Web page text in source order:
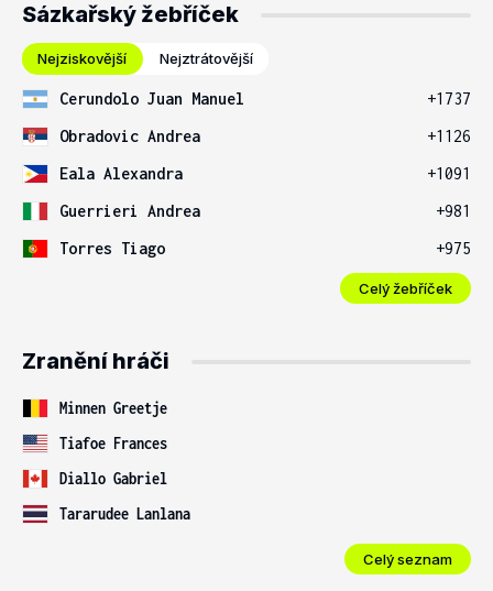
Sázkařský žebříček
Nejziskovější Nejztrátovější
Cerundolo Juan Manuel
+1737
Obradovic Andrea
+1126
Eala Alexandra
+1091
Guerrieri Andrea
+981
Torres Tiago
+975
Celý žebříček
Zranění hráči
Minnen Greetje
Tiafoe Frances
Diallo Gabriel
Tararudee Lanlana
Celý seznam